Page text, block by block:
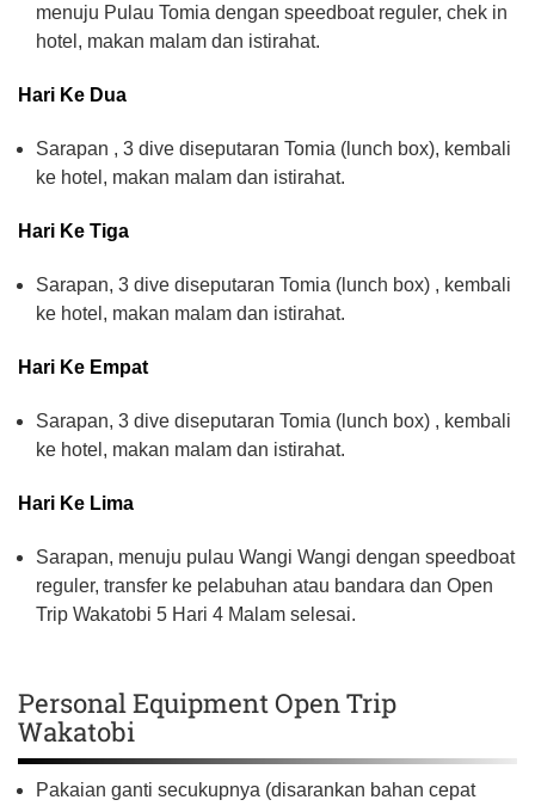
menuju Pulau Tomia dengan speedboat reguler, chek in
hotel, makan malam dan istirahat.
Hari Ke Dua
Sarapan , 3 dive diseputaran Tomia (lunch box), kembali
ke hotel, makan malam dan istirahat.
Hari Ke Tiga
Sarapan, 3 dive diseputaran Tomia (lunch box) , kembali
ke hotel, makan malam dan istirahat.
Hari Ke Empat
Sarapan, 3 dive diseputaran Tomia (lunch box) , kembali
ke hotel, makan malam dan istirahat.
Hari Ke Lima
Sarapan, menuju pulau Wangi Wangi dengan speedboat
reguler, transfer ke pelabuhan atau bandara dan Open
Trip Wakatobi 5 Hari 4 Malam selesai.
Personal Equipment Open Trip
Wakatobi
Pakaian ganti secukupnya (disarankan bahan cepat